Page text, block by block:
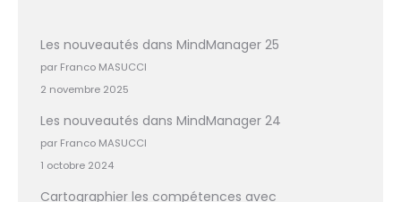
Les nouveautés dans MindManager 25
par Franco MASUCCI
2 novembre 2025
Les nouveautés dans MindManager 24
par Franco MASUCCI
1 octobre 2024
Cartographier les compétences avec